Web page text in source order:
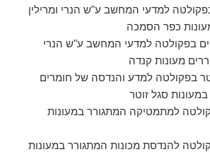
בפקולטה למדעי המחשב ע"ש הנרי ומרילין
כפר הסמכה
בפקולטה למדעי המחשב ע"ש הנרי
מעונות קנדה
זוטר בפקולטה למדע והנדסה של חומרים
במעונות סגל זוטר
בפקולטה למתמטיקה המתגורר במעונות
בפקולטה להנדסת מכונות המתגורר במעונות